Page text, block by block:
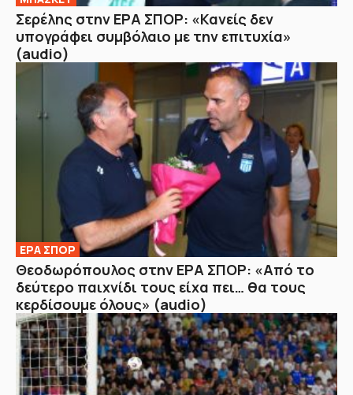
Σερέλης στην ΕΡΑ ΣΠΟΡ: «Κανείς δεν
υπογράφει συμβόλαιο με την επιτυχία»
(audio)
ΕΡΑ ΣΠΟΡ
Θεοδωρόπουλος στην ΕΡΑ ΣΠΟΡ: «Από το
δεύτερο παιχνίδι τους είχα πει… θα τους
κερδίσουμε όλους» (audio)